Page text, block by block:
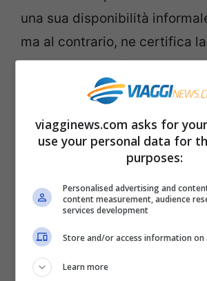
una sua disponibilità
ma al contrario, ne certifica
onerosa del godimento.
viagginews.com asks for
use your personal data for
purposes:
Personalised advertising and
content measurement, audience
services development
Store and/or access information on
Learn more